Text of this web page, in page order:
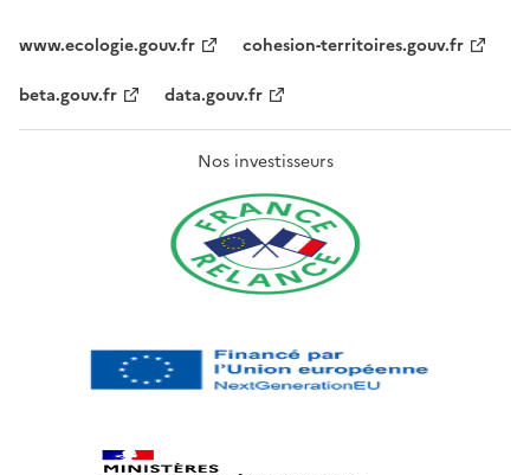
www.ecologie.gouv.fr
cohesion-territoires.gouv.fr
beta.gouv.fr
data.gouv.fr
Nos investisseurs